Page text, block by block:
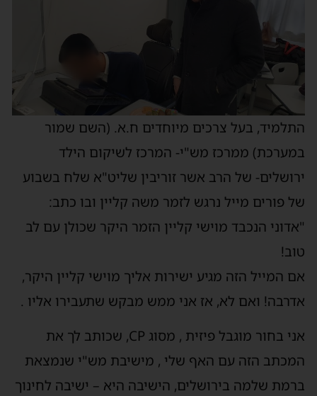
התלמיד, בעל צרכים מיוחדים ח.א. (השם שמור
במערכת) ממרכז מש"י- המרכז לשיקום הילד
ירושלים- של הרב אשר זוריבין שליט"א שלח בשבוע
של פורים מייל נרגש לזמר משה קליין ובו כתב:
"אדוני הנכבד מוישי קליין הזמר היקר שכולן עם לב
טוב!
אם המייל הזה מגיע ישירות אליך מוישי קליין היקר,
אדרבה! ואם לא, אז אני ממש מבקש שתעבירו אליו .
אני בחור מוגבל פיזית , מסוג CP, שכותב לך את
המכתב הזה עם האף שלי , מישיבת מש"י שנמצאת
ברמת שלמה בירושלים, הישיבה היא – ישיבה לחינוך